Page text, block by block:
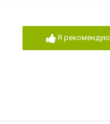
Я рекомендую